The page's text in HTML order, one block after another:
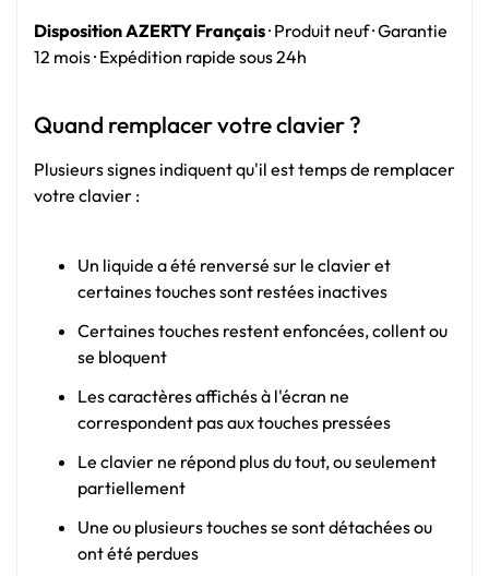
Disposition AZERTY Français· Produit neuf · Garantie
12 mois · Expédition rapide sous 24h
Quand remplacer votre clavier ?
Plusieurs signes indiquent qu'il est temps de remplacer
votre clavier :
Un liquide a été renversé sur le clavier et
certaines touches sont restées inactives
Certaines touches restent enfoncées, collent ou
se bloquent
Les caractères affichés à l'écran ne
correspondent pas aux touches pressées
Le clavier ne répond plus du tout, ou seulement
partiellement
Une ou plusieurs touches se sont détachées ou
ont été perdues